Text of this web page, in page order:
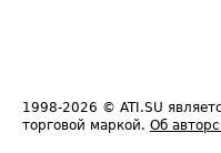
1998-2026 © ATI.SU
торговой маркой. Об